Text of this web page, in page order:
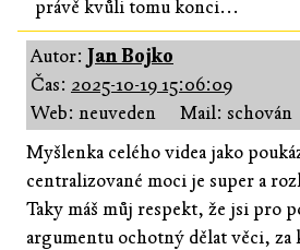
právě kvůli tomu konci...
Autor: Jan Bojko
Čas: 2025-10-19 15:06:09
Web: neuveden
Mail: schován
Myšlenka celého videa jako
centralizované moci je super a
Taky máš můj respekt, že jsi pro
argumentu ochotný dělat věci, za